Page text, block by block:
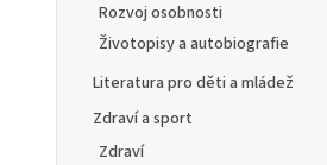
Rozvoj osobnosti
Životopisy a autobiografie
Literatura pro děti a mládež
Zdraví a sport
Zdraví